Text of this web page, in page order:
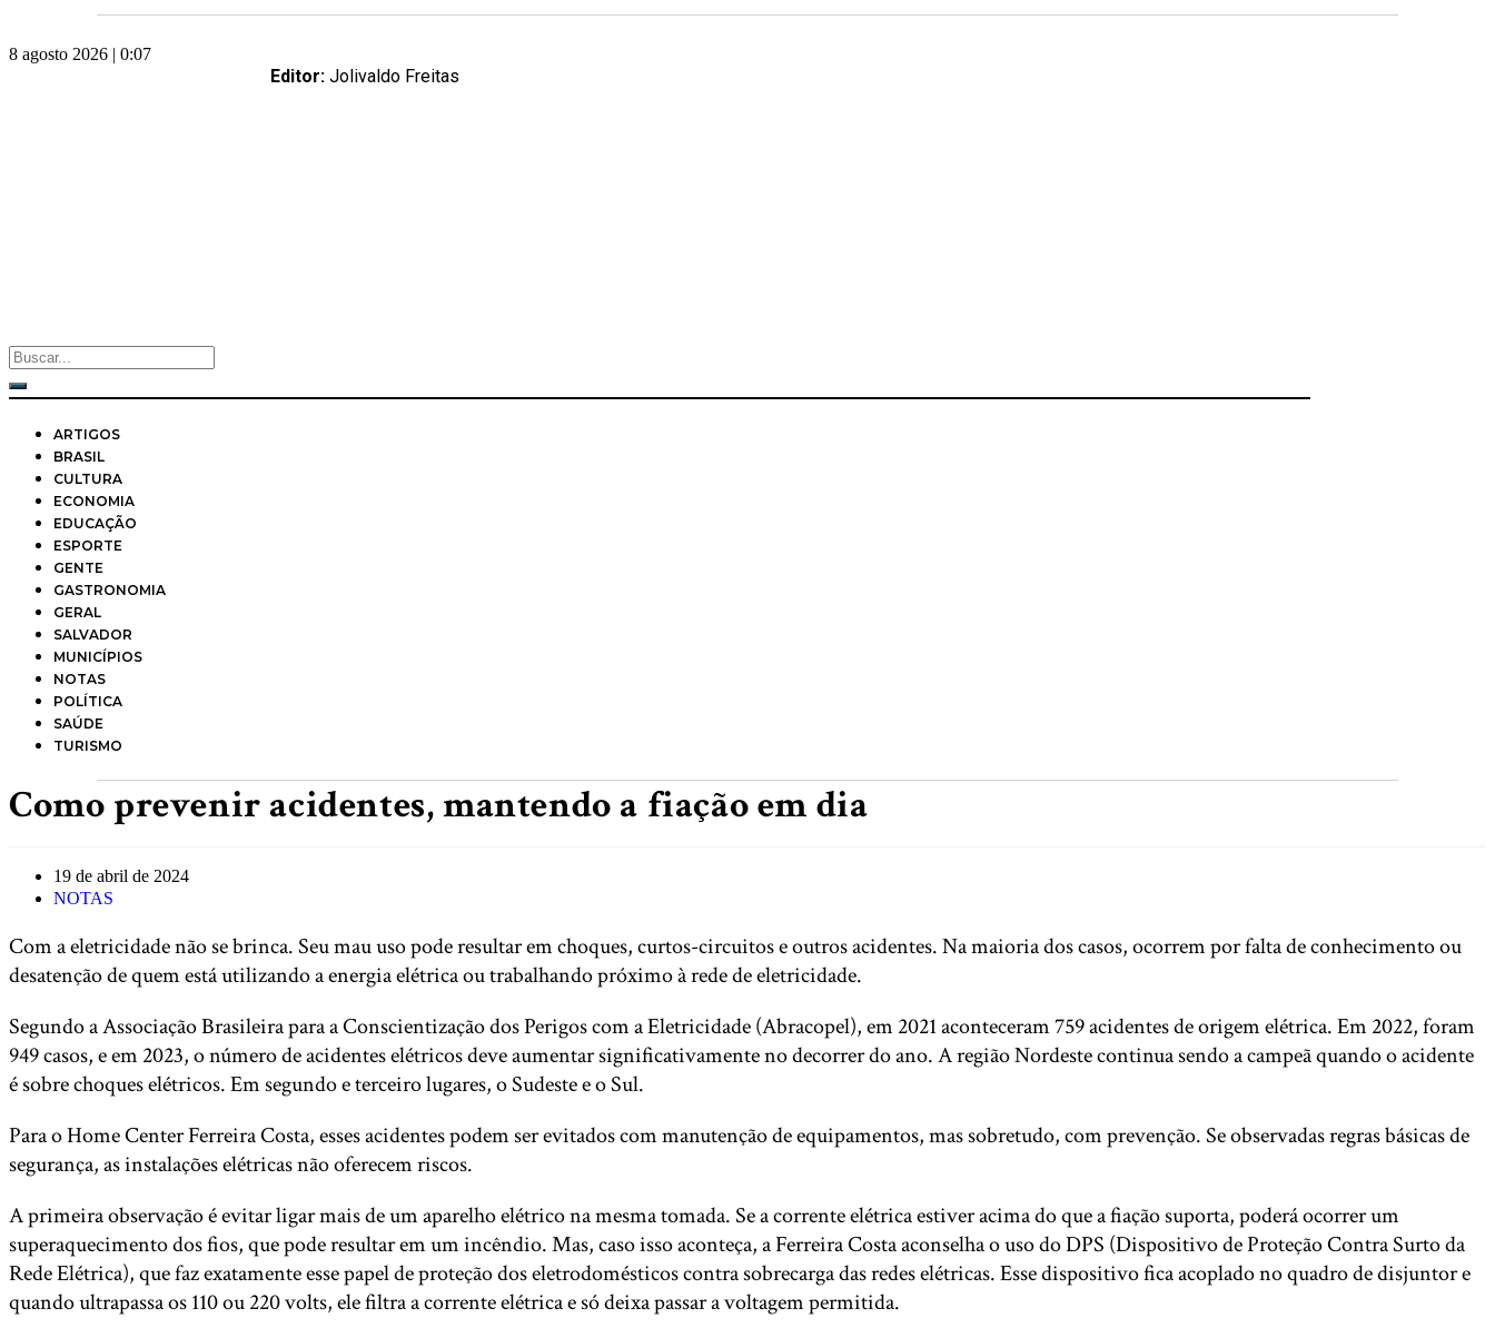
content
8 agosto 2026 | 0:07
Editor:Jolivaldo Freitas
ARTIGOS
BRASIL
CULTURA
ECONOMIA
EDUCAÇÃO
ESPORTE
GENTE
GASTRONOMIA
GERAL
SALVADOR
MUNICÍPIOS
NOTAS
POLÍTICA
SAÚDE
TURISMO
Como prevenir acidentes, mantendo a fiação em dia
Post
published:
19 de abril de 2024
Post
NOTAS
Com a eletricidade não se brinca. Seu mau uso pode resultar em choques, curtos-circuitos e outros acidentes. Na maioria dos casos, ocorrem por falta de conhecimento ou
desatenção de quem está utilizando a energia elétrica ou trabalhando próximo à rede de eletricidade.
Segundo a Associação Brasileira para a Conscientização dos Perigos com a Eletricidade (Abracopel), em 2021 aconteceram 759 acidentes de origem elétrica. Em 2022, foram
949 casos, e em 2023, o número de acidentes elétricos deve aumentar significativamente no decorrer do ano. A região Nordeste continua sendo a campeã quando o acidente
é sobre choques elétricos. Em segundo e terceiro lugares, o Sudeste e o Sul.
Para o Home Center Ferreira Costa, esses acidentes podem ser evitados com manutenção de equipamentos, mas sobretudo, com prevenção. Se observadas regras básicas de
segurança, as instalações elétricas não oferecem riscos.
A primeira observação é evitar ligar mais de um aparelho elétrico na mesma tomada. Se a corrente elétrica estiver acima do que a fiação suporta, poderá ocorrer um
superaquecimento dos fios, que pode resultar em um incêndio. Mas, caso isso aconteça, a Ferreira Costa aconselha o uso do DPS (Dispositivo de Proteção Contra Surto da
Rede Elétrica), que faz exatamente esse papel de proteção dos eletrodomésticos contra sobrecarga das redes elétricas. Esse dispositivo fica acoplado no quadro de disjuntor e
quando ultrapassa os 110 ou 220 volts, ele filtra a corrente elétrica e só deixa passar a voltagem permitida.